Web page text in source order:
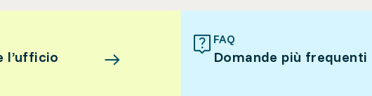
l’ufficio
FAQ
Domande più frequenti